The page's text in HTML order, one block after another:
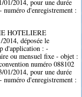
2014, pour une durée
numéro d'enregistrement :
HOTELIERE
déposée le
d'application : -
ou mensuel fixe - objet :
numéro 088102
2014, pour une durée
numéro d'enregistrement :